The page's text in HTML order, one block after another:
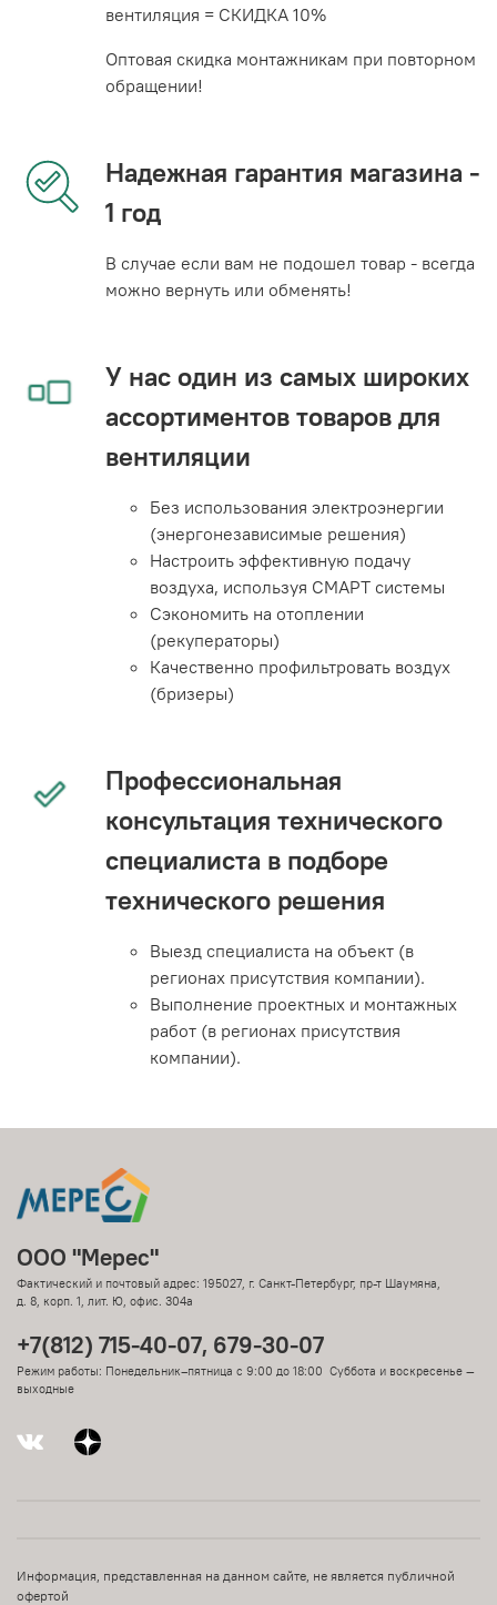
вентиляция = СКИДКА 10%
Оптовая скидка монтажникам при повторном
обращении!
Надежная гарантия магазина -
1 год
В случае если вам не подошел товар - всегда
можно вернуть или обменять!
У нас один из самых широких
ассортиментов товаров для
вентиляции
Без использования электроэнергии
(энергонезависимые решения)
Настроить эффективную подачу
воздуха, используя СМАРТ системы
Сэкономить на отоплении
(рекуператоры)
Качественно профильтровать воздух
(бризеры)
Профессиональная
консультация технического
специалиста в подборе
технического решения
Выезд специалиста на объект (в
регионах присутствия компании).
Выполнение проектных и монтажных
работ (в регионах присутствия
компании).
ООО "Мерес"
Фактический и почтовый адрес: 195027, г. Санкт-Петербург, пр-т Шаумяна,
д. 8, корп. 1, лит. Ю, офис. 304а
+7(812) 715-40-07, 679-30-07
Режим работы: Понедельник–пятница с 9:00 до 18:00 Суббота и воскресенье —
выходные
Информация, представленная на данном сайте, не является публичной
офертой